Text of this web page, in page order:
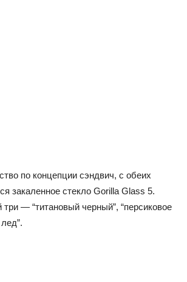
по концепции сэндвич, с обеих
закаленное стекло Gorilla Glass 5.
— “титановый черный”, “персиковое